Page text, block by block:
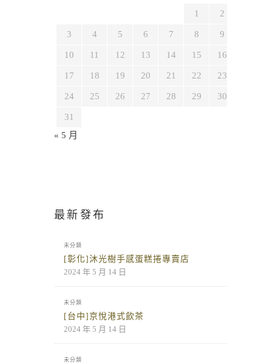
1 2
3 4 5 6 7 8 9
10 11 12 13 14 15 16
17 18 19 20 21 22 23
24 25 26 27 28 29 30
31
« 5 月
最新發布
未分類
[彰化]沐光樹手感蛋糕捲專賣店
2024 年 5 月 14 日
未分類
[台中]京悅港式飲茶
2024 年 5 月 14 日
未分類